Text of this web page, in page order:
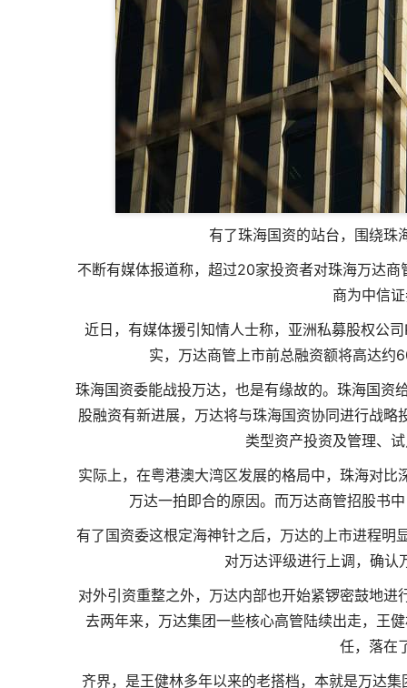
有了珠海国资的站台，围绕珠
不断有媒体报道称，超过20家投资者对珠海万达
商为中信
近日，有媒体援引知情人士称，亚洲私募股权公
实，万达商管上市前总融资额将高达约
珠海国资委能战投万达，也是有缘故的。珠海国资
股融资有新进展，万达将与珠海国资协同进行战
类型资产投资及管理、
实际上，在粤港澳大湾区发展的格局中，珠海对
万达一拍即合的原因。而万达商管招股书
有了国资委这根定海神针之后，万达的上市进程
对万达评级进行上调，确认
对外引资重整之外，万达内部也开始紧锣密鼓地
去两年来，万达集团一些核心高管陆续出走，王
任，落在
齐界，是王健林多年以来的老搭档，本就是万达集